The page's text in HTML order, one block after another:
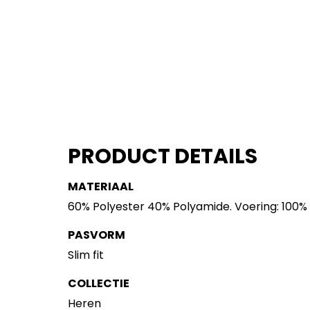
PRODUCT DETAILS
MATERIAAL
60% Polyester 40% Polyamide. Voering:
PASVORM
Slim fit
COLLECTIE
Heren